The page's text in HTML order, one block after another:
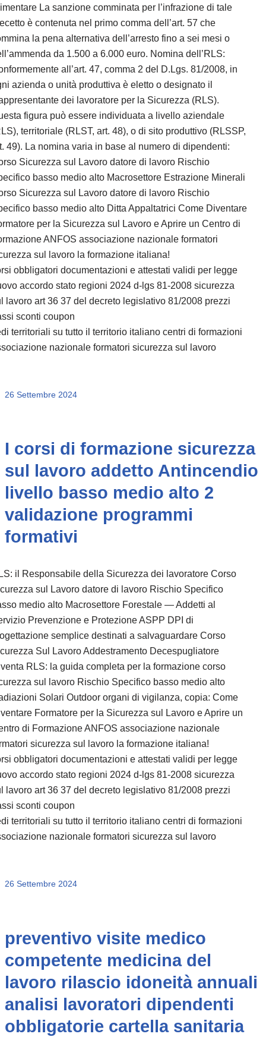
La sanzione comminata per l’infrazione di tale
è contenuta nel primo comma dell’art. 57 che
la pena alternativa dell’arresto fino a sei mesi o
da 1.500 a 6.000 euro. Nomina dell’RLS:
all’art. 47, comma 2 del D.Lgs. 81/2008, in
azienda o unità produttiva è eletto o designato il
dei lavoratore per la Sicurezza (RLS).
figura può essere individuata a livello aziendale
territoriale (RLST, art. 48), o di sito produttivo (RLSSP,
49). La nomina varia in base al numero di dipendenti:
Sicurezza sul Lavoro datore di lavoro Rischio
basso medio alto Macrosettore Estrazione Minerali
Sicurezza sul Lavoro datore di lavoro Rischio
basso medio alto Ditta Appaltatrici Come Diventare
per la Sicurezza sul Lavoro e Aprire un Centro di
ANFOS associazione nazionale formatori
sul lavoro la formazione italiana!
obbligatori documentazioni e attestati validi per legge
accordo stato regioni 2024 d-lgs 81-2008 sicurezza
lavoro art 36 37 del decreto legislativo 81/2008 prezzi
sconti coupon
territoriali su tutto il territorio italiano centri di formazioni
nazionale formatori sicurezza sul lavoro
26 Settembre 2024
I corsi di formazione sicurezza
sul lavoro addetto Antincendio
livello basso medio alto 2
validazione programmi
formativi
il Responsabile della Sicurezza dei lavoratore Corso
sul Lavoro datore di lavoro Rischio Specifico
medio alto Macrosettore Forestale — Addetti al
Prevenzione e Protezione ASPP DPI di
semplice destinati a salvaguardare Corso
Sul Lavoro Addestramento Decespugliatore
RLS: la guida completa per la formazione corso
sul lavoro Rischio Specifico basso medio alto
Solari Outdoor organi di vigilanza, copia: Come
Formatore per la Sicurezza sul Lavoro e Aprire un
di Formazione ANFOS associazione nazionale
sicurezza sul lavoro la formazione italiana!
obbligatori documentazioni e attestati validi per legge
accordo stato regioni 2024 d-lgs 81-2008 sicurezza
lavoro art 36 37 del decreto legislativo 81/2008 prezzi
sconti coupon
territoriali su tutto il territorio italiano centri di formazioni
nazionale formatori sicurezza sul lavoro
26 Settembre 2024
preventivo visite medico
competente medicina del
lavoro rilascio idoneità annuali
analisi lavoratori dipendenti
obbligatorie cartella sanitaria